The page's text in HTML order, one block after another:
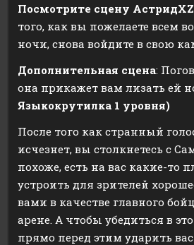
Посмотрите сцену
того, как вы пожелаете всем
ночи, снова войдите в свою
Дополнительная сцена:
она прикажет вам лизать ей
Языкокрутилка 1 уровня)
После того как странный
исчезнет, вы столкнетесь с
похоже, есть на вас какие-то
устроить для зрителей
вами в качестве главного
арене. А чтобы убедиться в
прямо перед этим ударить